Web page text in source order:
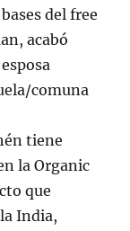
del free
acabó
comuna
tiene
la Organic
que
India,